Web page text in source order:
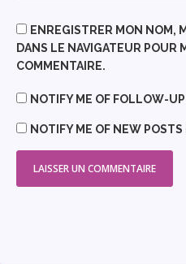
ENREGISTRER MON NOM,
DANS LE NAVIGATEUR POUR
COMMENTAIRE.
NOTIFY ME OF FOLLOW-
NOTIFY ME OF NEW POSTS